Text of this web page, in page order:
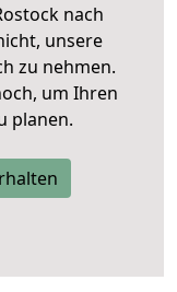
nach
unsere
zu nehmen.
um Ihren
planen.